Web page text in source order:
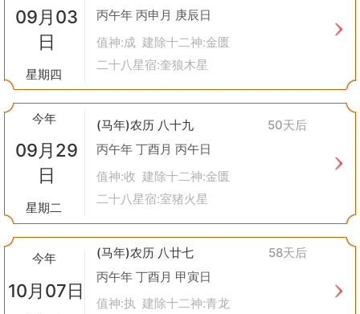
09月03
日
星期四
丙午年 丙申月 庚辰日
值神:成 建除十二神:金匮
二十八星宿:奎狼木星
今年
09月29
日
星期二
(马年)农历 八十九
50天后
丙午年 丁酉月 丙午日
值神:收 建除十二神:金匮
二十八星宿:室猪火星
今年
10月07日
(马年)农历 八廿七
58天后
丙午年 丁酉月 甲寅日
值神:执 建除十二神:青龙